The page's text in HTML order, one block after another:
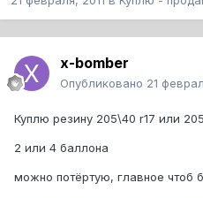
x-bomber
Опубликовано 21
Куплю резину 205\40 r17 или
2 или 4 баллона
можно потёртую, главное чтоб